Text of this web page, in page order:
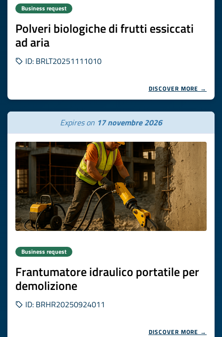
Business request
Polveri biologiche di frutti essiccati
ad aria
ID: BRLT20251111010
DISCOVER MORE →
Expires on 17 novembre 2026
Business request
Frantumatore idraulico portatile per
demolizione
ID: BRHR20250924011
DISCOVER MORE →